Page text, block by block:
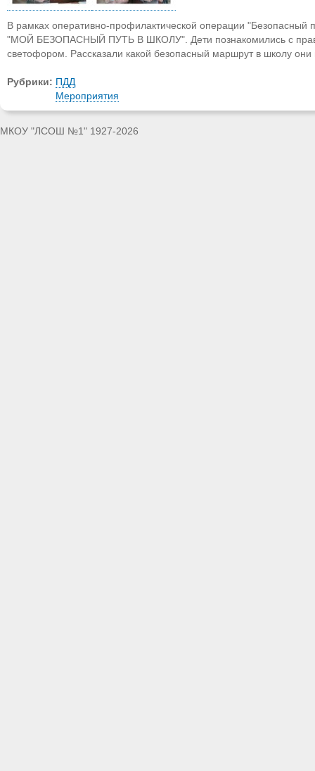
В рамках оперативно-профилактической операции
"МОЙ БЕЗОПАСНЫЙ ПУТЬ В ШКОЛУ". Дети познакомились с
светофором. Рассказали какой безопасный маршрут в школу
Рубрики: ПДД
Мероприятия
МКОУ "ЛСОШ №1" 1927-2026